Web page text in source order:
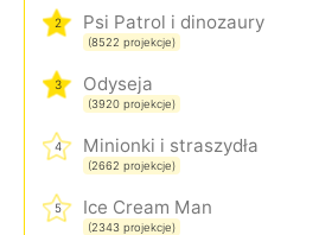
2 Psi Patrol i dinozaury
(8522 projekcje)
3 Odyseja
(3920 projekcje)
4 Minionki i straszydła
(2662 projekcje)
5 Ice Cream Man
(2343 projekcje)